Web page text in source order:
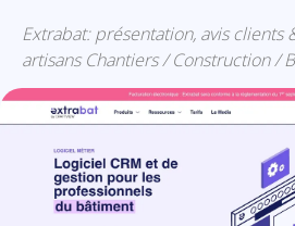
Extrabat: présentation, avis clients
artisans Chantiers / Construction /